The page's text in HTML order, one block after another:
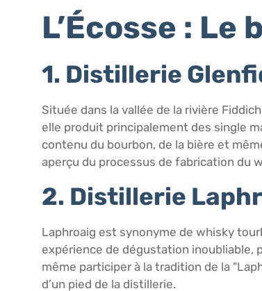
L’Écosse :
1. Distillerie
Située dans la vallée de la rivière
elle produit principalement des single
contenu du bourbon, de la bière et
aperçu du processus de fabrication du
2. Distillerie
Laphroaig est synonyme de whisky
expérience de dégustation inoubliable,
même participer à la tradition de la
d’un pied de la distillerie.